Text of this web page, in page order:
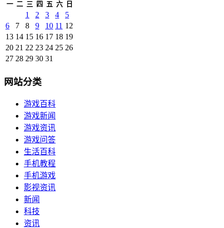
一 二 三 四 五 六 日
1 2 3 4
5
6
7 8 9 10 11 12
13 14 15 16 17 18 19
20 21 22 23 24 25 26
27 28 29 30 31
网站分类
游戏百科
游戏新闻
游戏资讯
游戏问答
生活百科
手机教程
手机游戏
影视资讯
新闻
科技
资讯